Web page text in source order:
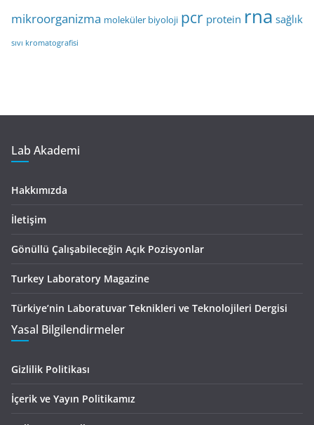
mikroorganizma moleküler biyoloji pcr protein rna sağlık
sıvı kromatografisi
Lab Akademi
Hakkımızda
İletişim
Gönüllü Çalışabileceğin Açık Pozisyonlar
Turkey Laboratory Magazine
Türkiye’nin Laboratuvar Teknikleri ve Teknolojileri Dergisi
Yasal Bilgilendirmeler
Gizlilik Politikası
İçerik ve Yayın Politikamız